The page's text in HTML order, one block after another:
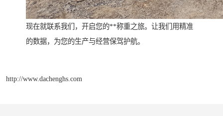
现在就联系我们，开启您的**称重之旅。让我们用精准
的数据，为您的生产与经营保驾护航。
http://www.dachenghs.com